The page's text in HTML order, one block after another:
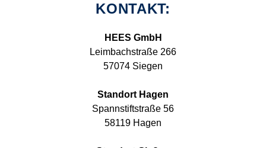
KONTAKT:
HEES GmbH
Leimbachstraße 266
57074 Siegen
Standort Hagen
Spannstiftstraße 56
58119 Hagen